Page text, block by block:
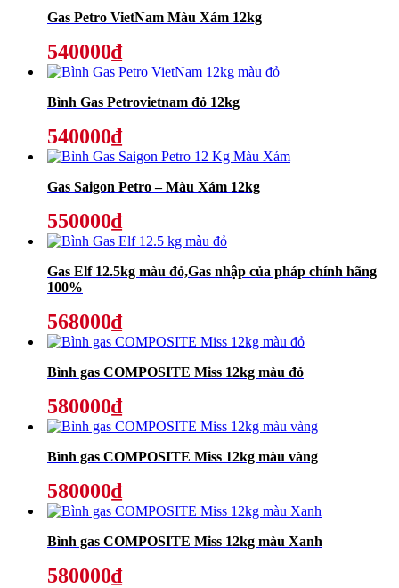
Gas Petro VietNam Màu Xám 12kg
540000₫
Bình Gas Petrovietnam đỏ 12kg
540000₫
Gas Saigon Petro – Màu Xám 12kg
550000₫
Gas Elf 12.5kg màu đỏ,Gas nhập của pháp chính hãng
100%
568000₫
Bình gas COMPOSITE Miss 12kg màu đỏ
580000₫
Bình gas COMPOSITE Miss 12kg màu vàng
580000₫
Bình gas COMPOSITE Miss 12kg màu Xanh
580000₫